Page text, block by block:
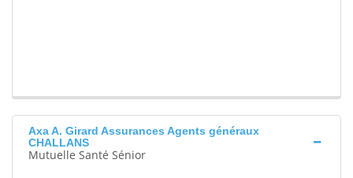
Axa A. Girard Assurances Agents généraux
CHALLANS
Mutuelle Santé Sénior